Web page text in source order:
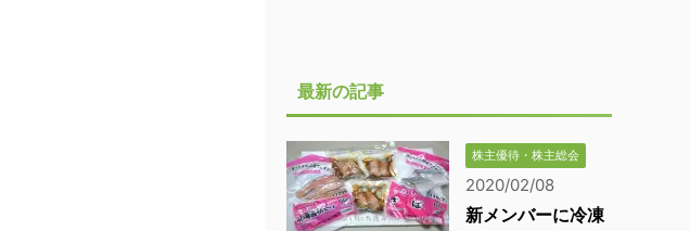
最新の記事
株主優待・株主総会
2020/02/08
新メンバーに冷凍